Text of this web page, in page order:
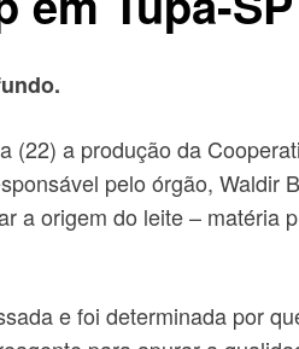
(22) a produção da
pelo órgão, Waldir
a origem do leite – matéria
e foi determinada por